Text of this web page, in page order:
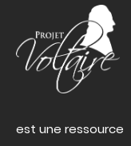
est une ressource